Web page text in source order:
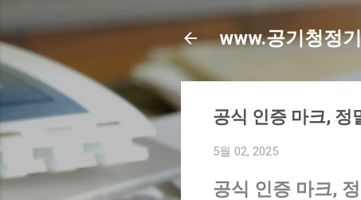
www.공기청정
공식 인증 마크, 정
5월 02, 2025
공식 인증 마크,